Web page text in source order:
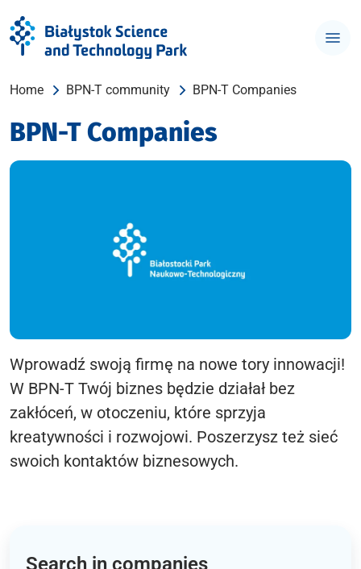
Home BPN-T community BPN-T Companies
BPN-T Companies
Wprowadź swoją firmę na nowe tory innowacji!
W BPN-T Twój biznes będzie działał bez
zakłóceń, w otoczeniu, które sprzyja
kreatywności i rozwojowi. Poszerzysz też sieć
swoich kontaktów biznesowych.
Search in companies